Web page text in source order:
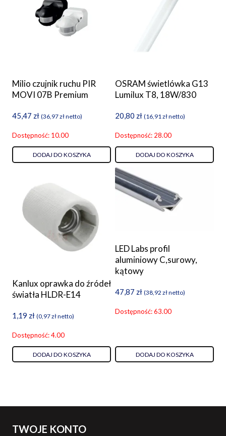
Milio czujnik ruchu PIR
MOVI 07B Premium
45,47 zł (36,97złnetto)
Dostępność: 10.00
DODAJ DO KOSZYKA
OSRAM świetlówka G13
Lumilux T8, 18W/830
20,80 zł (16,91złnetto)
Dostępność: 28.00
DODAJ DO KOSZYKA
Kanlux oprawka do źródeł
światła HLDR-E14
1,19 zł (0,97złnetto)
Dostępność: 4.00
DODAJ DO KOSZYKA
LED Labs profil
aluminiowy C,surowy,
kątowy
47,87 zł (38,92 złnetto)
Dostępność: 63.00
DODAJ DO KOSZYKA
TWOJE KONTO